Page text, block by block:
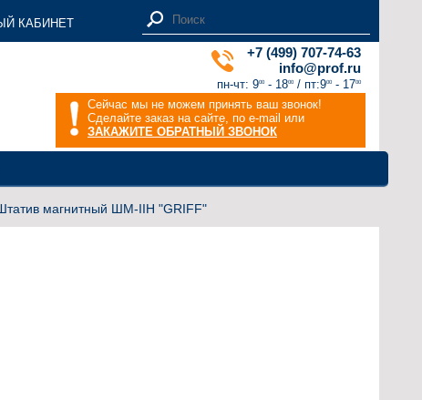
КАБИНЕТ
+7 (499) 707-74-63
info@prof.ru
пн-чт: 900 - 1800 / пт:900 - 1700
Сейчас мы не можем принять ваш звонок!
Сделайте заказ на сайте, по e-mail или
ЗАКАЖИТЕ ОБРАТНЫЙ ЗВОНОК
магнитный ШМ-IIН "GRIFF"